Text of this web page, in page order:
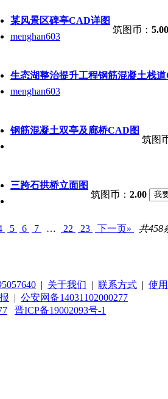
某风景区碑亭CAD详图
menghan603
筑图币： 5.00
生态湖整治提升工程钢筋混凝土栈
menghan603
钢筋混凝土双亭及廊桥CAD图
筑图
三跨石拱桥立面图
筑图币： 2.00
5 6 7 … 22 23 下一页» 共458
| 关于我们 | 联系方式 | 使
| 公安网备14031102000277
晋ICP备19002093号-1